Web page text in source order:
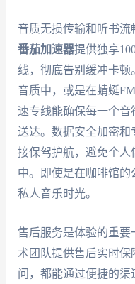
音质无损传输和听书流
番茄加速器提供独享
线，彻底告别缓冲卡顿
音质中，或是在蜻蜓
速专线能确保每一个
送达。数据安全加密和
接保驾护航，避免个
中。即使是在咖啡馆
私人音乐时光。
售后服务是体验的重要
术团队提供售后实时
问，都能通过便捷的